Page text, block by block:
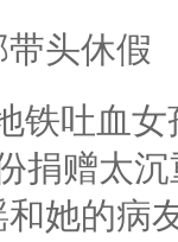
头休假
铁吐血
捐赠太
她的病